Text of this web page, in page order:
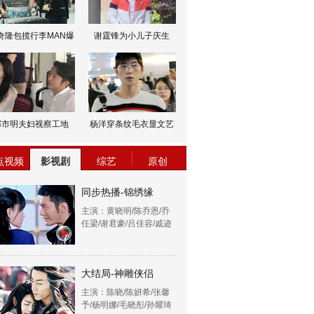
隆包揽行李MAN爆 谢霆锋为小儿子庆生
明夫妇视察工地 杨洋穿条纹毛衣显文艺
视频 影视剧 综艺 原创
同步热播-锦绣缘
主演：黄晓明/陈乔恩/乔
任梁/谢君豪/吕佳容/戚迹
大结局-神雕侠侣
主演：陈晓/陈妍希/张馨
予/杨明娜/毛晓彤/孙耀琦